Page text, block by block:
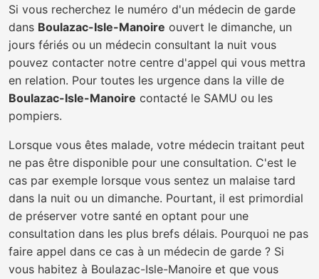
Si vous recherchez le numéro d'un médecin de garde
dans Boulazac-Isle-Manoire ouvert le dimanche, un
jours fériés ou un médecin consultant la nuit vous
pouvez contacter notre centre d'appel qui vous mettra
en relation. Pour toutes les urgence dans la ville de
Boulazac-Isle-Manoire contacté le SAMU ou les
pompiers.
Lorsque vous êtes malade, votre médecin traitant peut
ne pas être disponible pour une consultation. C'est le
cas par exemple lorsque vous sentez un malaise tard
dans la nuit ou un dimanche. Pourtant, il est primordial
de préserver votre santé en optant pour une
consultation dans les plus brefs délais. Pourquoi ne pas
faire appel dans ce cas à un médecin de garde ? Si
vous habitez à Boulazac-Isle-Manoire et que vous